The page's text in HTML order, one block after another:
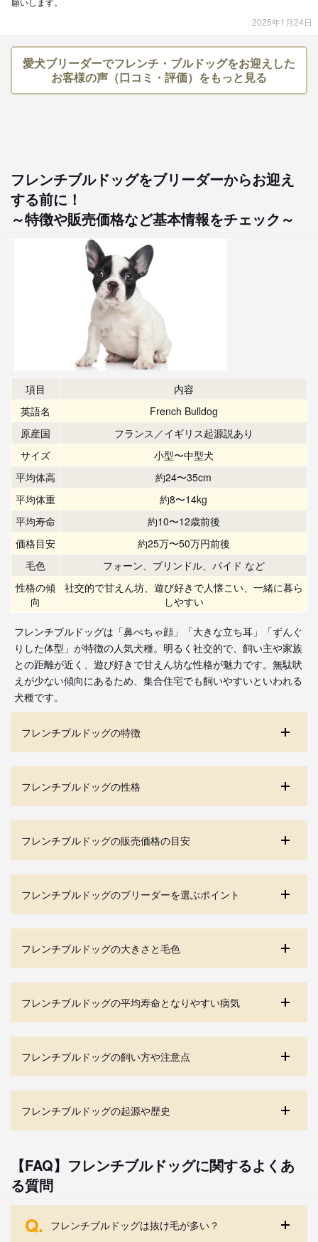
2025年1月24日
愛犬ブリーダーでフレンチ・ブルドッグをお迎えした
お客様の声（口コミ・評価）をもっと見る
フレンチブルドッグをブリーダーからお迎え
する前に！
～特徴や販売価格など基本情報をチェック～
項目
内容
英語名
French Bulldog
原産国
フランス／イギリス起源説あり
サイズ
小型〜中型犬
平均体高
約24〜35cm
平均体重
約8〜14kg
平均寿命
約10〜12歳前後
価格目安
約25万〜50万円前後
毛色
フォーン、ブリンドル、パイド など
性格の傾
向
社交的で甘えん坊、遊び好きで人懐こい、一緒に暮ら
しやすい
フレンチブルドッグは「鼻ぺちゃ顔」「大きな立ち耳」「ずんぐ
りした体型」が特徴の人気犬種。明るく社交的で、飼い主や家族
との距離が近く、遊び好きで甘えん坊な性格が魅力です。無駄吠
えが少ない傾向にあるため、集合住宅でも飼いやすいといわれる
犬種です。
フレンチブルドッグの特徴
フレンチブルドッグの性格
フレンチブルドッグの販売価格の目安
フレンチブルドッグのブリーダーを選ぶポイント
フレンチブルドッグの大きさと毛色
フレンチブルドッグの平均寿命となりやすい病気
フレンチブルドッグの飼い方や注意点
フレンチブルドッグの起源や歴史
【FAQ】フレンチブルドッグに関するよくあ
る質問
Q. フレンチブルドッグは抜け毛が多い？